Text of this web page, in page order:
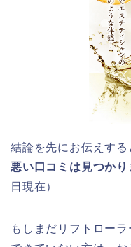
結論を先にお伝えする
悪い口コミは見つか
日現在）
もしまだ リフトロー